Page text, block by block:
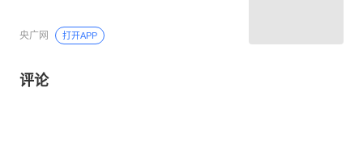
央广网 打开APP
评论